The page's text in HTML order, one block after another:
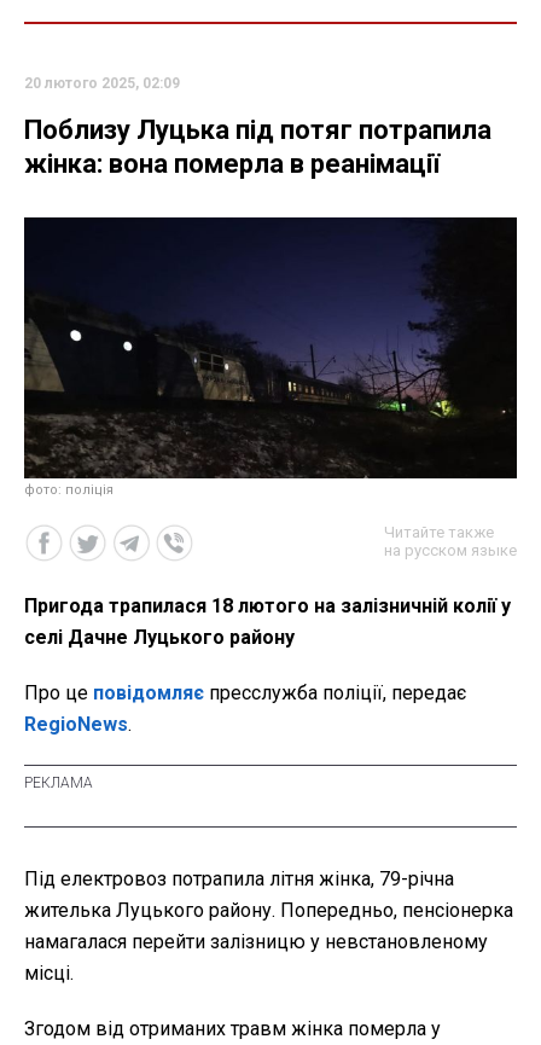
20 лютого 2025, 02:09
Поблизу Луцька під потяг потрапила
жінка: вона померла в реанімації
фото: поліція
Читайте также
на русском языке
Пригода трапилася 18 лютого на залізничній колії у
селі Дачне Луцького району
Про це повідомляє пресслужба поліції, передає
RegioNews.
Під електровоз потрапила літня жінка, 79-річна
жителька Луцького району. Попередньо, пенсіонерка
намагалася перейти залізницю у невстановленому
місці.
Згодом від отриманих травм жінка померла у